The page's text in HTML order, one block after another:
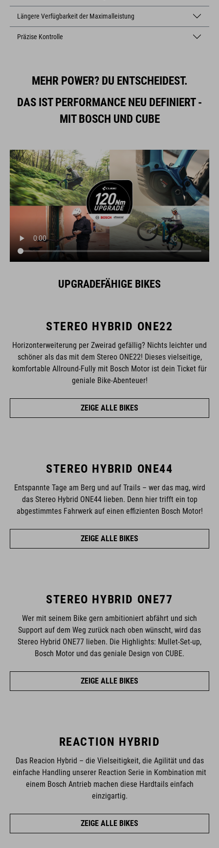
Längere Verfügbarkeit der Maximalleistung
Präzise Kontrolle
MEHR POWER? DU ENTSCHEIDEST.
DAS IST PERFORMANCE NEU DEFINIERT -
MIT BOSCH UND CUBE
UPGRADEFÄHIGE BIKES
STEREO HYBRID ONE22
Horizonterweiterung per Zweirad gefällig? Nichts leichter und
schöner als das mit dem Stereo ONE22! Dieses vielseitige,
komfortable Allround-Fully mit Bosch Motor ist dein Ticket für
geniale Bike-Abenteuer!
ZEIGE ALLE BIKES
STEREO HYBRID ONE44
Entspannte Tage am Berg und auf Trails – wer das mag, wird
das Stereo Hybrid ONE44 lieben. Denn hier trifft ein top
abgestimmtes Fahrwerk auf einen effizienten Bosch Motor!
ZEIGE ALLE BIKES
STEREO HYBRID ONE77
Wer mit seinem Bike gern ambitioniert abfährt und sich
Support auf dem Weg zurück nach oben wünscht, wird das
Stereo Hybrid ONE77 lieben. Die Highlights: Mullet-Set-up,
Bosch Motor und das geniale Design von CUBE.
ZEIGE ALLE BIKES
REACTION HYBRID
Das Reacion Hybrid – die Vielseitigkeit, die Agilität und das
einfache Handling unserer Reaction Serie in Kombination mit
einem Bosch Antrieb machen diese Hardtails einfach
einzigartig.
ZEIGE ALLE BIKES